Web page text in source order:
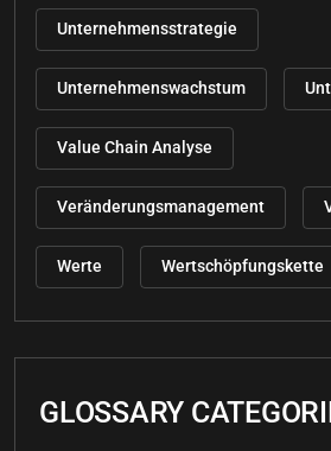
Unternehmensstrategie
Unternehmenswachstum
Value Chain Analyse
Veränderungsmanagement
Werte Wertschöpfungskette
GLOSSARY